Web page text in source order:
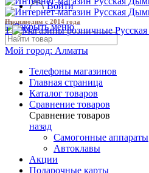
Войти
Производим с 2014 года
1
Мой город: Алматы
Телефоны магазинов
Главная страница
Каталог товаров
Сравнение товаров
Сравнение товаров
назад
Самогонные аппараты
Автоклавы
Акции
Подарочные карты